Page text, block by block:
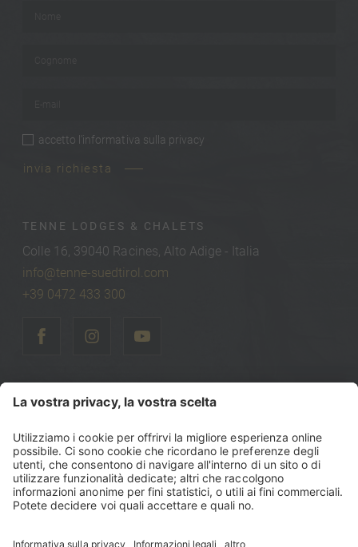
privacy*
accetto l’informativa sulla privacy
invia richiesta
TENNE LODGES & CHALETS
Colle 16, 39040 Racines, Alto Adige - Italia
info@tenne-suedtirol.com
+39 0472 433 300
© 2026
Tenne Lodges & Chalets
Sitemap
Note legali Politica sulla privacy